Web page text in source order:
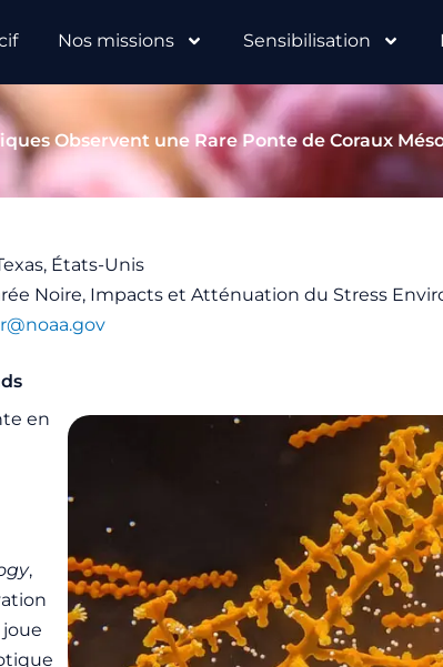
Nos missions Sensibilisation
Observent une Rare Ponte de Coraux
États-Unis
Noire, Impacts et Atténuation du Stress
en
,
joue